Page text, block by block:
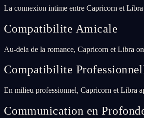
La connexion intime entre Capricorn et Libra
Compatibilite Amicale
Au-dela de la romance, Capricorn et Libra
Compatibilite
En milieu professionnel, Capricorn et Libra
Communication en